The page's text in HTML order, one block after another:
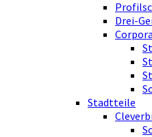
Drei-
Stadtteile